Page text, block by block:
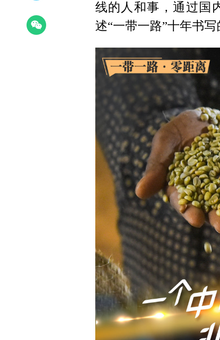
线的人和事，通过国
述“一带一路”十年书